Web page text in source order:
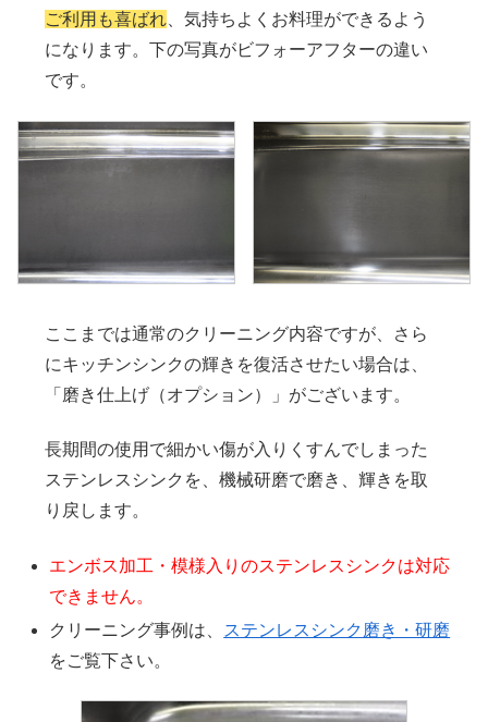
ご利用も喜ばれ 、気持ちよくお料理ができるよう
になります。下の写真がビフォーアフターの違い
です。
ここまでは通常のクリーニング内容ですが、さら
にキッチンシンクの輝きを復活させたい場合は、
「磨き仕上げ（オプション）」がございます。
長期間の使用で細かい傷が入りくすんでしまった
ステンレスシンクを、機械研磨で磨き、輝きを取
り戻します。
エンボス加工・模様入りのステンレスシンクは対応
できません。
クリーニング事例は、
ステンレスシンク磨き・研磨
をご覧下さい。